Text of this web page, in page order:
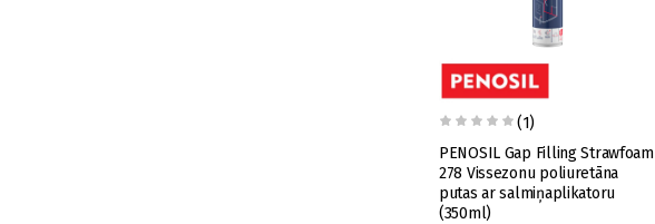
(1)
PENOSIL Gap Filling Strawfoam
278 Vissezonu poliuretāna
putas ar salmiņaplikatoru
(350ml)